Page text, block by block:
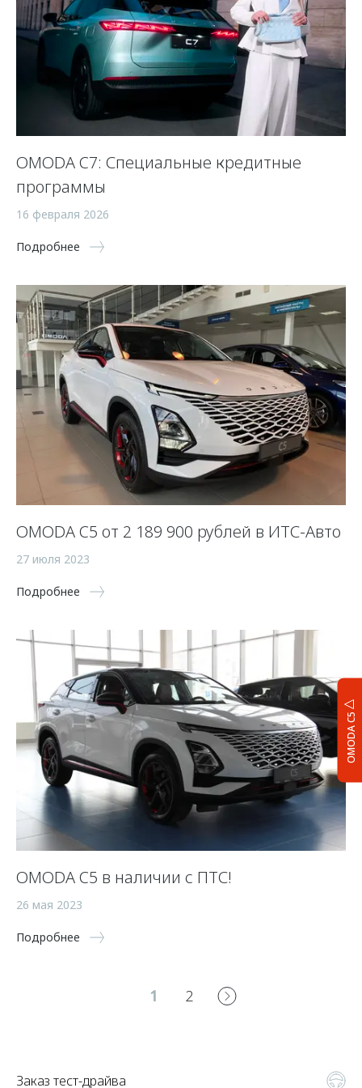
OMODA C5
OMODA C7: Специальные кредитные
программы
16 февраля 2026
Подробнее
OMODA C5 от 2 189 900 рублей в ИТС-Авто
27 июля 2023
Подробнее
OMODA C5 в наличии с ПТС!
26 мая 2023
Подробнее
1 2
Заказ тест-драйва